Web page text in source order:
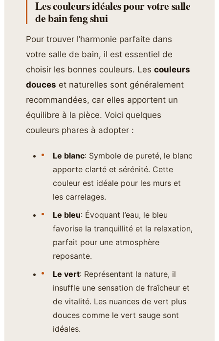
Les couleurs idéales pour votre salle
de bain feng shui
Pour trouver l’harmonie parfaite dans
votre salle de bain, il est essentiel de
choisir les bonnes couleurs. Lescouleurs
douces et naturelles sont généralement
recommandées, car elles apportent un
équilibre à la pièce. Voici quelques
couleurs phares à adopter :
Le blanc: Symbole de pureté, le blanc
apporte clarté et sérénité. Cette
couleur est idéale pour les murs et
les carrelages.
Le bleu: Évoquant l’eau, le bleu
favorise la tranquillité et la relaxation,
parfait pour une atmosphère
reposante.
Le vert: Représentant la nature, il
insuffle une sensation de fraîcheur et
de vitalité. Les nuances de vert plus
douces comme le vert sauge sont
idéales.